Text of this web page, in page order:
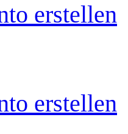
erstellen
erstellen